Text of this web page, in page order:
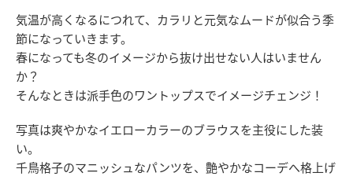
気温が高くなるにつれて、カラリと元気なムードが似合う季
節になっていきます。
春になっても冬のイメージから抜け出せない人はいません
か？
そんなときは派手色のワントップスでイメージチェンジ！
写真は爽やかなイエローカラーのブラウスを主役にした装
い。
千鳥格子のマニッシュなパンツを、艶やかなコーデへ格上げ